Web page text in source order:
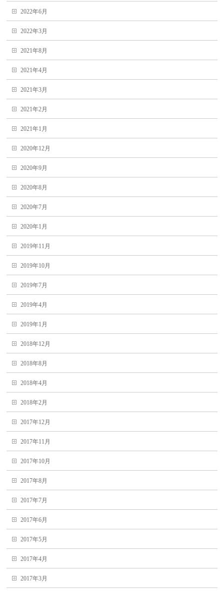
2022年6月
2022年3月
2021年8月
2021年4月
2021年3月
2021年2月
2021年1月
2020年12月
2020年9月
2020年8月
2020年7月
2020年1月
2019年11月
2019年10月
2019年7月
2019年4月
2019年1月
2018年12月
2018年8月
2018年4月
2018年2月
2017年12月
2017年11月
2017年10月
2017年8月
2017年7月
2017年6月
2017年5月
2017年4月
2017年3月